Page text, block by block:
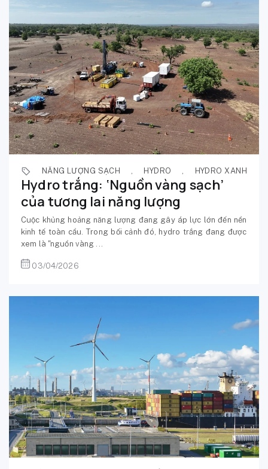
NĂNG LƯỢNG SẠCH , HYDRO , HYDRO XANH
Hydro trắng: ‘Nguồn vàng sạch’
của tương lai năng lượng
Cuộc khủng hoảng năng lượng đang gây áp lực lớn đến nền
kinh tế toàn cầu. Trong bối cảnh đó, hydro trắng đang được
xem là "nguồn vàng ...
03/04/2026